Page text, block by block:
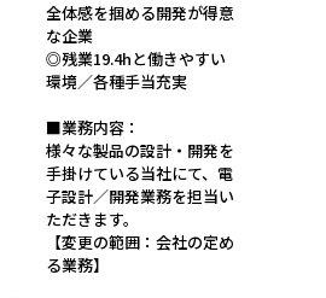
全体感を掴める開発が得意
な企業
◎残業19.4hと働きやすい
環境／各種手当充実
■業務内容：
様々な製品の設計・開発を
手掛けている当社にて、電
子設計／開発業務を担当い
ただきます。
【変更の範囲：会社の定め
る業務】